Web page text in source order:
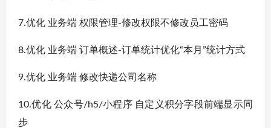
7.优化 业务端 权限管理-修改权限不修改员工密码
8.优化 业务端 订单概述-订单统计优化“本月”统计方式
9.优化 业务端 修改快递公司名称
10.优化 公众号/h5/小程序 自定义积分字段前端显示同
步